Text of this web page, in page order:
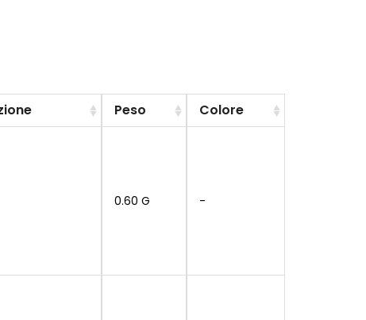
Peso Colore
0.60 G -